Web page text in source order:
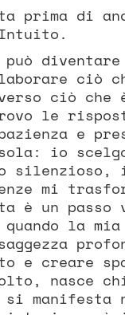
prima di
Intuito.
ciò
ciò che
le
e
io
silenzioso,
mi
è un
la mia
e creare
nasce
manifesta